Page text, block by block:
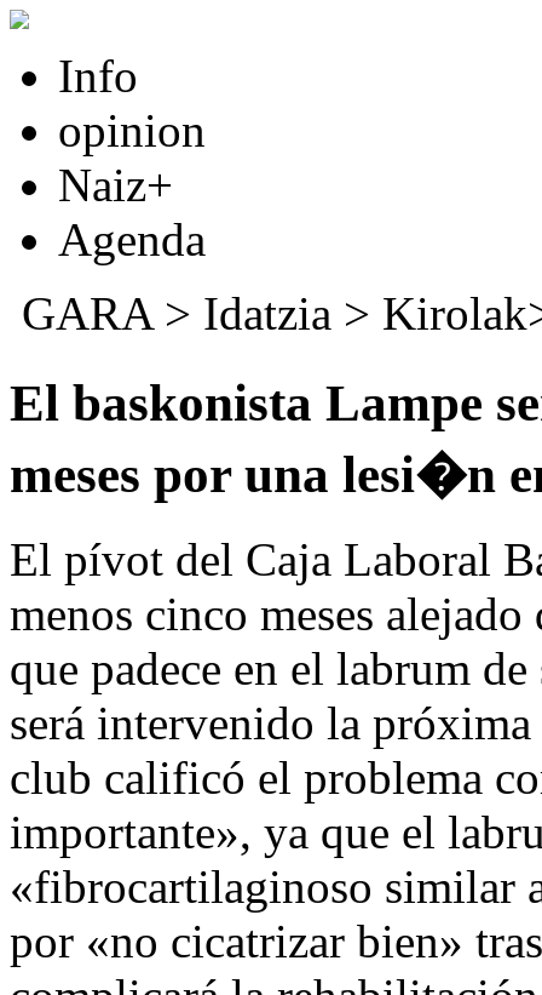
Info
opinion
Naiz+
Agenda
GARA> Idatzia >
El baskonista Lampe
meses por una lesi�n
El pívot del Caja Laboral
menos cinco meses
que padece en el labrum
será intervenido la
club calificó el problema
importante», ya que el
«fibrocartilaginoso similar
por «no cicatrizar bien»